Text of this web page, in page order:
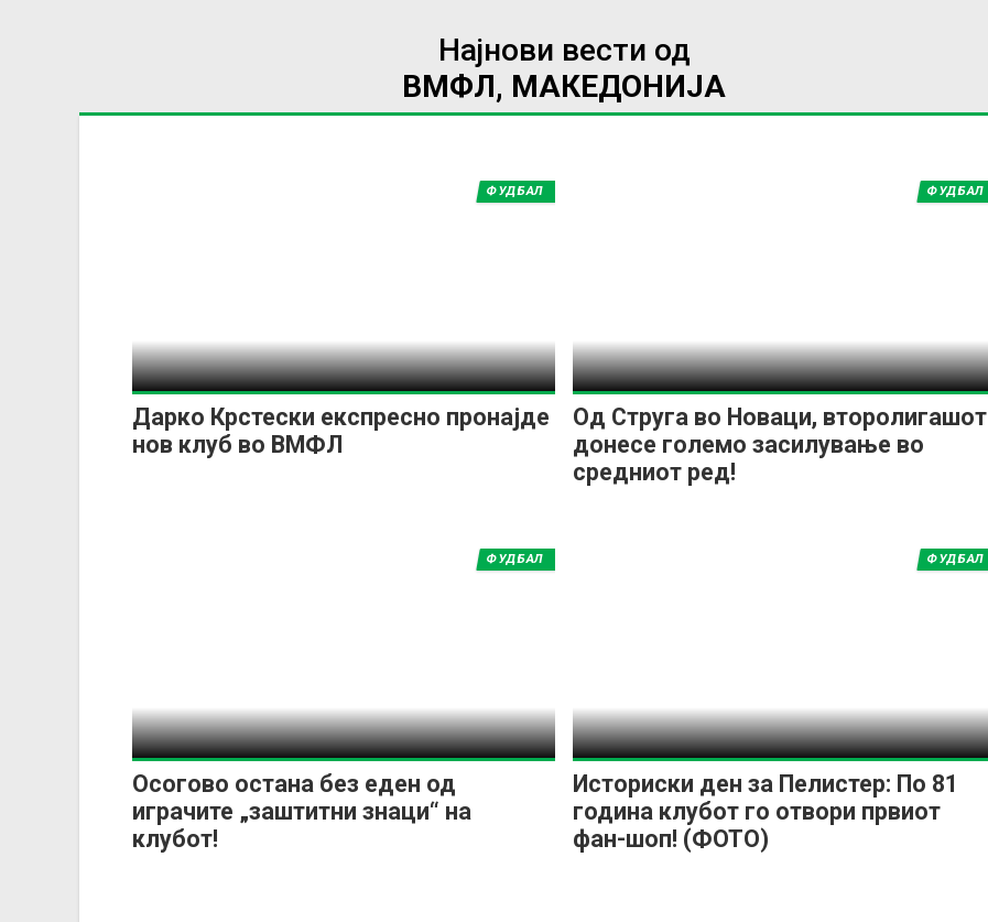
Најнови вести од
ВМФЛ, МАКЕДОНИЈА
Дарко Крстески експресно пронајде
нов клуб во ВМФЛ
ФУДБАЛ
Од Струга во Новаци, второлигашот
донесе големо засилување во
средниот ред!
ФУДБАЛ
Осогово остана без еден од
играчите „заштитни знаци“ на
клубот!
ФУДБАЛ
Историски ден за Пелистер: По 81
година клубот го отвори првиот
фан-шоп! (ФОТО)
ФУДБАЛ